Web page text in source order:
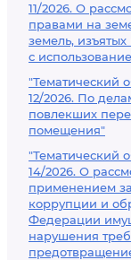
11/2026. О
правами на
земель,
с
"Тематический
12/2026. По
повлекших
помещения"
"Тематический
14/2026. О
применением
коррупции и
Федерации
нарушения